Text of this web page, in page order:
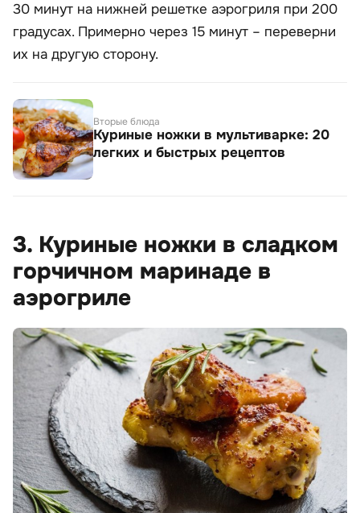
30 минут на нижней решетке аэрогриля при 200
градусах. Примерно через 15 минут – переверни
их на другую сторону.
Вторые блюда
Куриные ножки в мультиварке: 20
легких и быстрых рецептов
3. Куриные ножки в сладком
горчичном маринаде в
аэрогриле